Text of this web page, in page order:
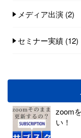
メディア出演 (2)
セミナー実績 (12)
zoom
い！